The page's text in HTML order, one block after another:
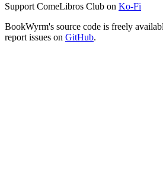
Support ComeLibros Club on Ko-Fi
BookWyrm's source code is freely
report issues on GitHub.